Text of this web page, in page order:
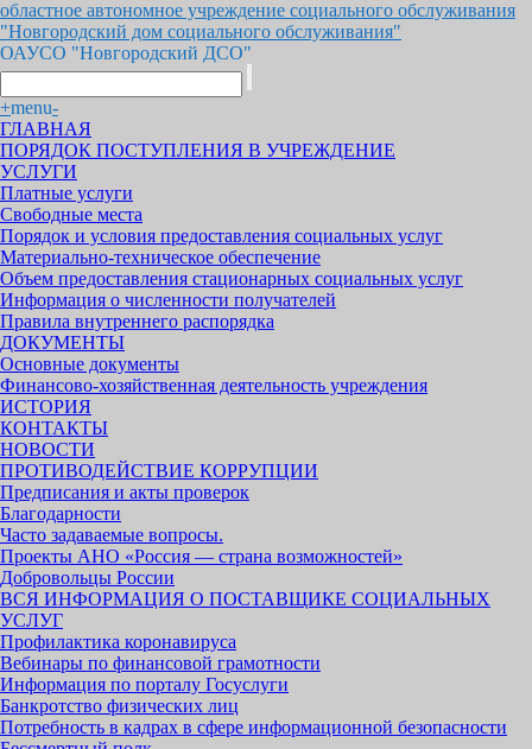
областное автономное учреждение социального обслуживания
"Новгородский дом социального обслуживания"
ОАУСО "Новгородский ДСО"
+menu-
ГЛАВНАЯ
ПОРЯДОК ПОСТУПЛЕНИЯ В УЧРЕЖДЕНИЕ
УСЛУГИ
Платные услуги
Свободные места
Порядок и условия предоставления социальных услуг
Материально-техническое обеспечение
Объем предоставления стационарных социальных услуг
Информация о численности получателей
Правила внутреннего распорядка
ДОКУМЕНТЫ
Основные документы
Финансово-хозяйственная деятельность учреждения
ИСТОРИЯ
КОНТАКТЫ
НОВОСТИ
ПРОТИВОДЕЙСТВИЕ КОРРУПЦИИ
Предписания и акты проверок
Благодарности
Часто задаваемые вопросы.
Проекты АНО «Россия — страна возможностей»
Добровольцы России
ВСЯ ИНФОРМАЦИЯ О ПОСТАВЩИКЕ СОЦИАЛЬНЫХ
УСЛУГ
Профилактика коронавируса
Вебинары по финансовой грамотности
Информация по порталу Госуслуги
Банкротство физических лиц
Потребность в кадрах в сфере информационной безопасности